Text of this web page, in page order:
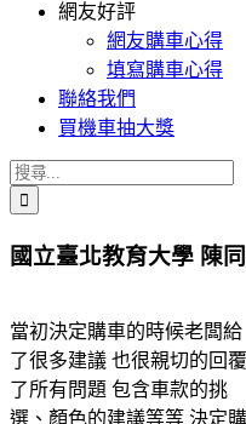
網友好評
網友購車心得
填寫購車心得
聯絡我們
買機車抽大獎
搜
索
果：
國立臺北教育大學 陳
當初決定購車的時候老闆給
了很多建議 也很親切的回覆
了所有問題 包含車款的挑
選、顏色的建議等等 決定購